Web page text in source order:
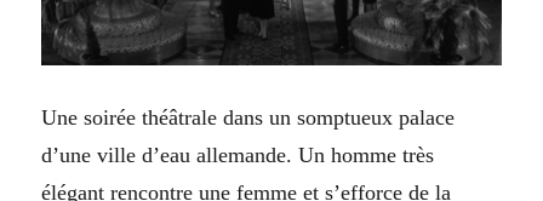
Une soirée théâtrale dans un somptueux palace
d’une ville d’eau allemande. Un homme très
élégant rencontre une femme et s’efforce de la